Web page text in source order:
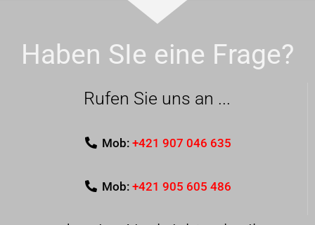
Haben SIe eine Frage?
Rufen Sie uns an ...
Mob: +421 907 046 635
Mob: +421 905 605 486